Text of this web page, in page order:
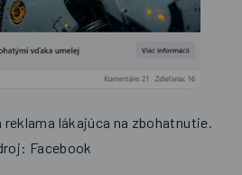
reklama lákajúca na zbohatnutie.
Facebook